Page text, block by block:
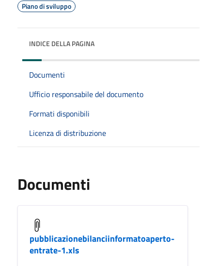
Piano di sviluppo
INDICE DELLA PAGINA
Documenti
Ufficio responsabile del documento
Formati disponibili
Licenza di distribuzione
Documenti
pubblicazionebilanciinformatoaperto-
entrate-1.xls